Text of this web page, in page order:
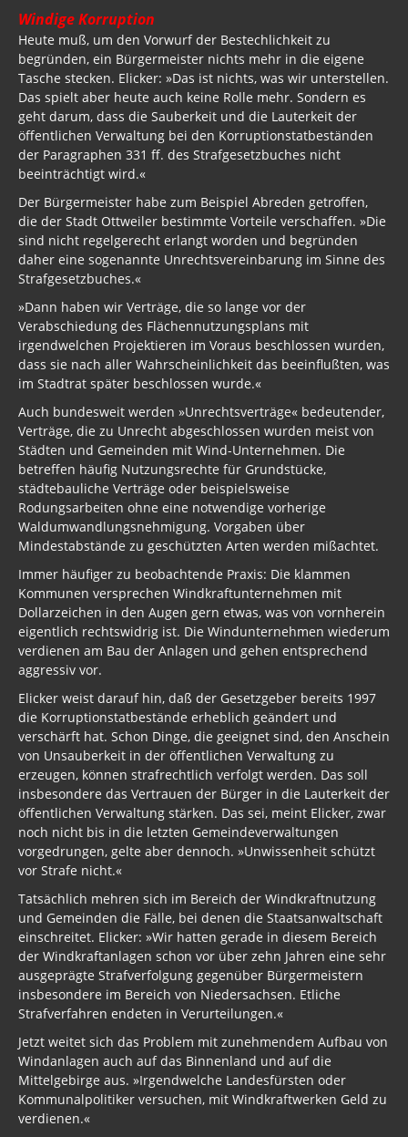
Windige Korruption
Heute muß, um den Vorwurf der Bestechlichkeit zu
begründen, ein Bürgermeister nichts mehr in die eigene
Tasche stecken. Elicker: »Das ist nichts, was wir unterstellen.
Das spielt aber heute auch keine Rolle mehr. Sondern es
geht darum, dass die Sauberkeit und die Lauterkeit der
öffentlichen Verwaltung bei den Korruptionstatbeständen
der Paragraphen 331 ff. des Strafgesetzbuches nicht
beeinträchtigt wird.«
Der Bürgermeister habe zum Beispiel Abreden getroffen,
die der Stadt Ottweiler bestimmte Vorteile verschaffen. »Die
sind nicht regelgerecht erlangt worden und begründen
daher eine sogenannte Unrechtsvereinbarung im Sinne des
Strafgesetzbuches.«
»Dann haben wir Verträge, die so lange vor der
Verabschiedung des Flächennutzungsplans mit
irgendwelchen Projektieren im Voraus beschlossen wurden,
dass sie nach aller Wahrscheinlichkeit das beeinflußten, was
im Stadtrat später beschlossen wurde.«
Auch bundesweit werden »Unrechtsverträge« bedeutender,
Verträge, die zu Unrecht abgeschlossen wurden meist von
Städten und Gemeinden mit Wind-Unternehmen. Die
betreffen häufig Nutzungsrechte für Grundstücke,
städtebauliche Verträge oder beispielsweise
Rodungsarbeiten ohne eine notwendige vorherige
Waldumwandlungsnehmigung. Vorgaben über
Mindestabstände zu geschützten Arten werden mißachtet.
Immer häufiger zu beobachtende Praxis: Die klammen
Kommunen versprechen Windkraftunternehmen mit
Dollarzeichen in den Augen gern etwas, was von vornherein
eigentlich rechtswidrig ist. Die Windunternehmen wiederum
verdienen am Bau der Anlagen und gehen entsprechend
aggressiv vor.
Elicker weist darauf hin, daß der Gesetzgeber bereits 1997
die Korruptionstatbestände erheblich geändert und
verschärft hat. Schon Dinge, die geeignet sind, den Anschein
von Unsauberkeit in der öffentlichen Verwaltung zu
erzeugen, können strafrechtlich verfolgt werden. Das soll
insbesondere das Vertrauen der Bürger in die Lauterkeit der
öffentlichen Verwaltung stärken. Das sei, meint Elicker, zwar
noch nicht bis in die letzten Gemeindeverwaltungen
vorgedrungen, gelte aber dennoch. »Unwissenheit schützt
vor Strafe nicht.«
Tatsächlich mehren sich im Bereich der Windkraftnutzung
und Gemeinden die Fälle, bei denen die Staatsanwaltschaft
einschreitet. Elicker: »Wir hatten gerade in diesem Bereich
der Windkraftanlagen schon vor über zehn Jahren eine sehr
ausgeprägte Strafverfolgung gegenüber Bürgermeistern
insbesondere im Bereich von Niedersachsen. Etliche
Strafverfahren endeten in Verurteilungen.«
Jetzt weitet sich das Problem mit zunehmendem Aufbau von
Windanlagen auch auf das Binnenland und auf die
Mittelgebirge aus. »Irgendwelche Landesfürsten oder
Kommunalpolitiker versuchen, mit Windkraftwerken Geld zu
verdienen.«